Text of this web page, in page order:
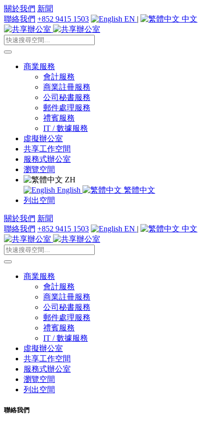
關於我們 新聞
聯絡我們 +852 9415 1503 EN | 中文
商業服務
會計服務
商業註冊服務
公司秘書服務
郵件處理服務
禮賓服務
IT / 數據服務
虛擬辦公室
共享工作空間
服務式辦公室
瀏覽空間
ZH
English
繁體中文
列出空間
關於我們 新聞
聯絡我們 +852 9415 1503 EN | 中文
商業服務
會計服務
商業註冊服務
公司秘書服務
郵件處理服務
禮賓服務
IT / 數據服務
虛擬辦公室
共享工作空間
服務式辦公室
瀏覽空間
列出空間
聯絡我們